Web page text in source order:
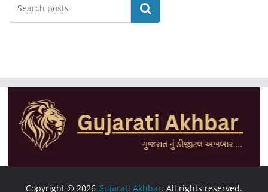
Search
Copyright © 2026 Gujarati Akhbar. All rights reserved.